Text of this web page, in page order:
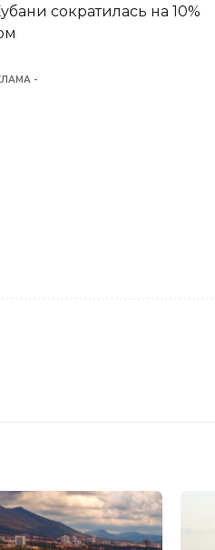
сократилась на 10%
-